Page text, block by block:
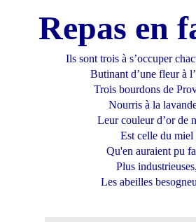
Repas en
Ils sont trois à s’occuper
Butinant d’une fleur à
Trois bourdons de
Nourris à la
Leur couleur d’or de
Est celle du miel
Qu'en auraient pu
Plus industrieuses,
Les abeilles
Gassin,